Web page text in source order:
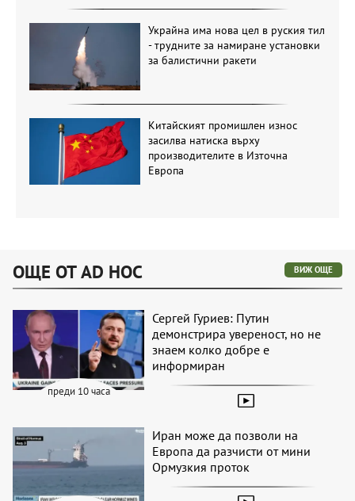
Украйна има нова цел в руския тил
- трудните за намиране установки
за балистични ракети
Китайският промишлен износ
засилва натиска върху
производителите в Източна
Европа
ОЩЕ ОТ AD HOC ВИЖ ОЩЕ
преди 10 часа
Сергей Гуриев: Путин
демонстрира увереност, но не
знаем колко добре е
информиран
Иран може да позволи на
Европа да разчисти от мини
Ормузкия проток